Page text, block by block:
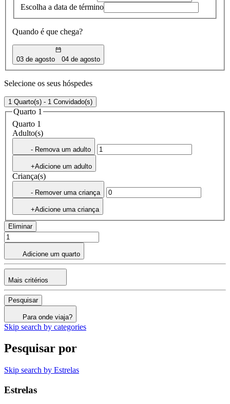
Escolha a data de término
Quando é que chega?
03 de agosto 04 de agosto
Selecione os seus hóspedes
1 Quarto(s) - 1 Convidado(s)
Quarto 1
Quarto 1
Adulto(s)
- Remova um adulto
+Adicione um adulto
Criança(s)
- Remover uma criança
+Adicione uma criança
Eliminar
Adicione um quarto
Mais critérios
Pesquisar
Para onde viaja?
Skip search by categories
Pesquisar por
Skip search by Estrelas
Estrelas